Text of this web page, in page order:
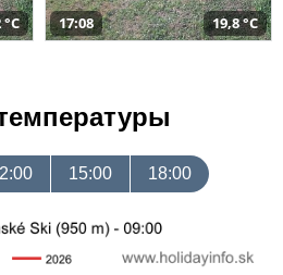
17:08 19,8 °C
15:00 18:00